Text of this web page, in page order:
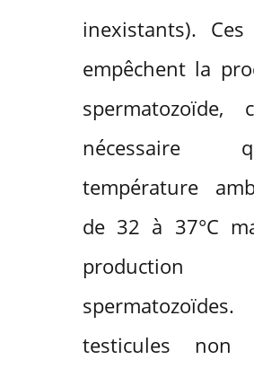
inexistants). Ces
empêchent la
température
de 32 à 37°C
testicules non